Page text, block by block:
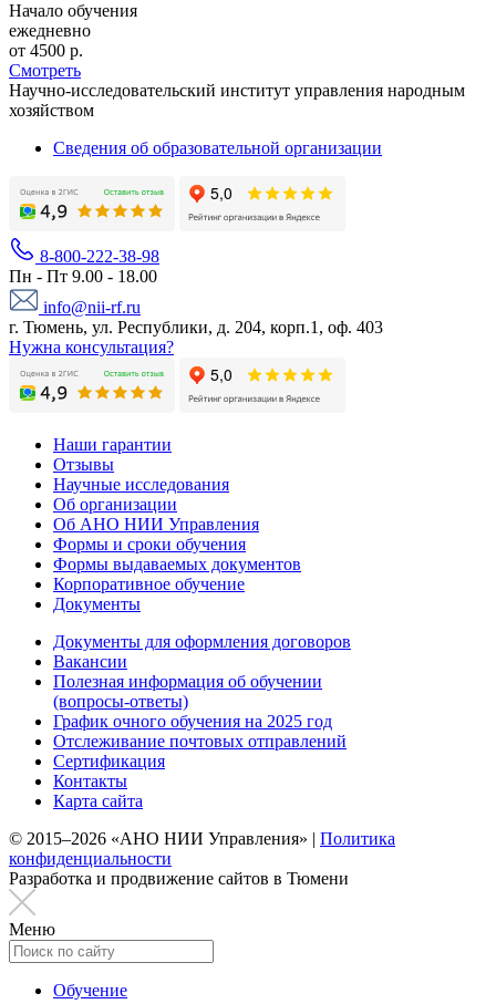
Начало обучения
ежедневно
от 4500 р.
Смотреть
Научно-исследовательский институт управления народным
хозяйством
Сведения об образовательной организации
8-800-222-38-98
Пн - Пт 9.00 - 18.00
info@nii-rf.ru
г. Тюмень, ул. Республики, д. 204, корп.1, оф. 403
Нужна консультация?
Наши гарантии
Отзывы
Научные исследования
Об организации
Об АНО НИИ Управления
Формы и сроки обучения
Формы выдаваемых документов
Корпоративное обучение
Документы
Документы для оформления договоров
Вакансии
Полезная информация об обучении
(вопросы-ответы)
График очного обучения на 2025 год
Отслеживание почтовых отправлений
Сертификация
Контакты
Карта сайта
© 2015–2026 «АНО НИИ Управления» | Политика
конфиденциальности
Разработка и продвижение сайтов в Тюмени
Меню
Обучение